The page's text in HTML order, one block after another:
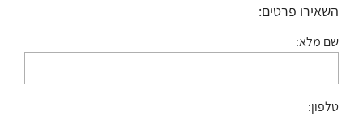
השאירו פרטים:
שם מלא:
טלפון: